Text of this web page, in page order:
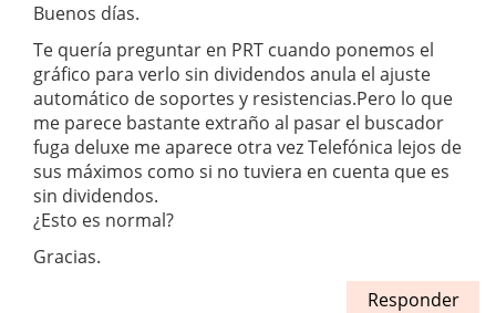
Buenos días.
Te quería preguntar en PRT cuando ponemos el
gráfico para verlo sin dividendos anula el ajuste
automático de soportes y resistencias.Pero lo que
me parece bastante extraño al pasar el buscador
fuga deluxe me aparece otra vez Telefónica lejos de
sus máximos como si no tuviera en cuenta que es
sin dividendos.
¿Esto es normal?
Gracias.
Responder